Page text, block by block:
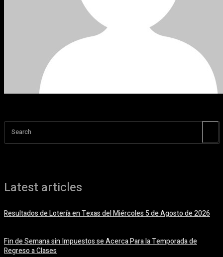
Search
Latest articles
Resultados de Lotería en Texas del Miércoles 5 de Agosto de 2026
Fin de Semana sin Impuestos se Acerca Para la Temporada de
Regreso a Clases